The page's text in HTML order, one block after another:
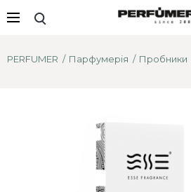
PERFUMER Парфумерія Пробники